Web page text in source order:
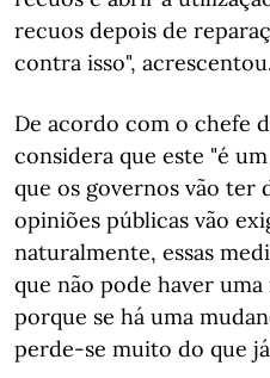
recuos depois de
contra isso",
De acordo com o chefe
considera que este "é
que os governos vão ter
opiniões públicas vão
naturalmente, essas
que não pode haver
porque se há uma
perde-se muito do que